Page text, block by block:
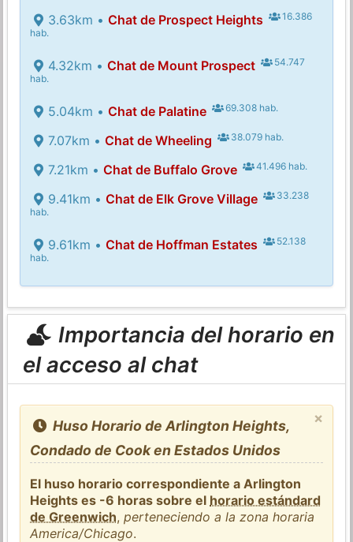
3.63km • Chat de Prospect Heights
16.386
hab.
4.32km • Chat de Mount Prospect
54.747
hab.
5.04km • Chat de Palatine 69.308 hab.
7.07km • Chat de Wheeling 38.079 hab.
7.21km • Chat de Buffalo Grove 41.496 hab.
9.41km • Chat de Elk Grove Village
33.238
hab.
9.61km • Chat de Hoffman Estates
52.138
hab.
Importancia del horario en
el acceso al chat
×
Huso Horario de Arlington Heights,
Condado de Cook en Estados Unidos
El huso horario correspondiente a Arlington
Heights es -6 horas sobre el horario estándard
de Greenwich,perteneciendo a la zona horaria
America/Chicago.